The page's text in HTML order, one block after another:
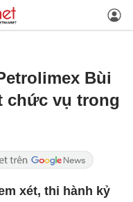
Bùi
chức vụ trong
xét, thi hành kỷ